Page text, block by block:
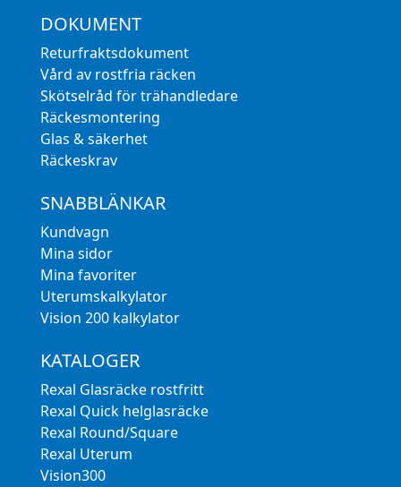
DOKUMENT
Returfraktsdokument
Vård av rostfria räcken
Skötselråd för trähandledare
Räckesmontering
Glas & säkerhet
Räckeskrav
SNABBLÄNKAR
Kundvagn
Mina sidor
Mina favoriter
Uterumskalkylator
Vision 200 kalkylator
KATALOGER
Rexal Glasräcke rostfritt
Rexal Quick helglasräcke
Rexal Round/Square
Rexal Uterum
Vision300